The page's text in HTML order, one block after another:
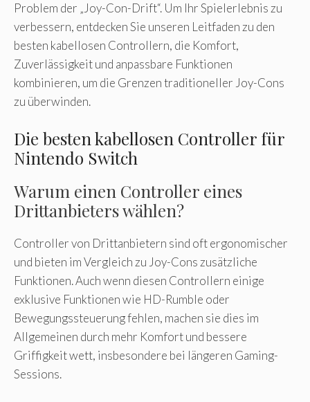
Problem der „Joy-Con-Drift“. Um Ihr Spielerlebnis zu
verbessern, entdecken Sie unseren Leitfaden zu den
besten kabellosen Controllern, die Komfort,
Zuverlässigkeit und anpassbare Funktionen
kombinieren, um die Grenzen traditioneller Joy-Cons
zu überwinden.
Die besten kabellosen Controller für
Nintendo Switch
Warum einen Controller eines
Drittanbieters wählen?
Controller von Drittanbietern sind oft ergonomischer
und bieten im Vergleich zu Joy-Cons zusätzliche
Funktionen. Auch wenn diesen Controllern einige
exklusive Funktionen wie HD-Rumble oder
Bewegungssteuerung fehlen, machen sie dies im
Allgemeinen durch mehr Komfort und bessere
Griffigkeit wett, insbesondere bei längeren Gaming-
Sessions.